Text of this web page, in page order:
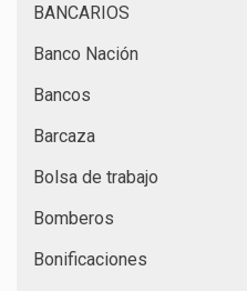
BANCARIOS
Banco Nación
Bancos
Barcaza
Bolsa de trabajo
Bomberos
Bonificaciones